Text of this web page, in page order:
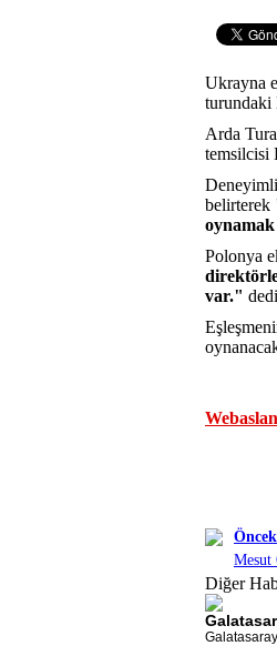
Ukrayna
turundaki
Arda
temsilcisi
belirterek
oynamak
Polonya
var."
Mesut
Diğer